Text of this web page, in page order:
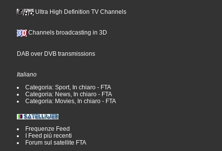
Ultra High Definition TV Channels
Channels broadcasting in 3D
DAB over DVB transmissions
Italiano
Categoria: Sport, In chiaro - FTA
Categoria: News, In chiaro - FTA
Categoria: Movies, In chiaro - FTA
Frequenze Feed
I Feed più recenti
Forum sul satellite FTA